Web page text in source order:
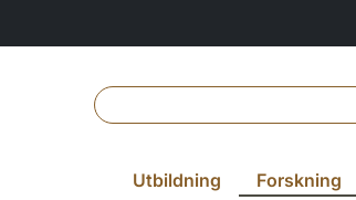
Utbildning Forskning